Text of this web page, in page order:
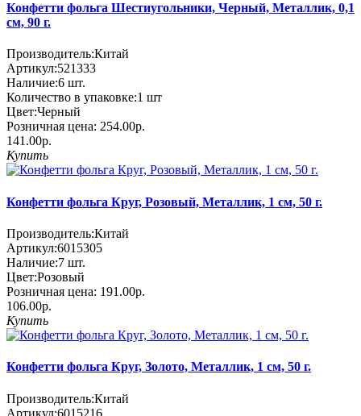
Конфетти фольга Шестиугольники, Черный, Металлик, 0,1
см, 90 г.
Производитель:Китай
Артикул:521333
Наличие:6 шт.
Количество в упаковке:1 шт
Цвет:Черный
Розничная цена: 254.00р.
141.00р.
Купить
Конфетти фольга Круг, Розовый, Металлик, 1 см, 50 г.
Производитель:Китай
Артикул:6015305
Наличие:7 шт.
Цвет:Розовый
Розничная цена: 191.00р.
106.00р.
Купить
Конфетти фольга Круг, Золото, Металлик, 1 см, 50 г.
Производитель:Китай
Артикул:6015216